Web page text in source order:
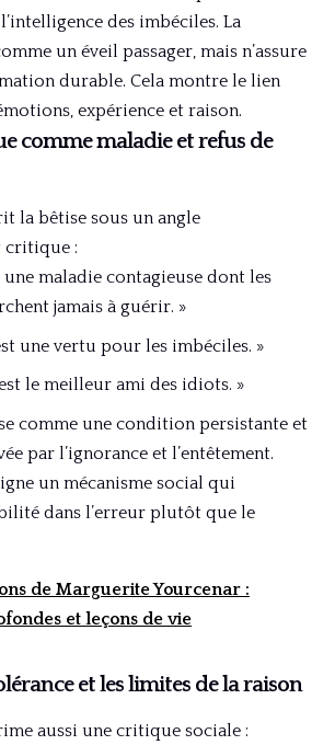
des imbéciles. La
un éveil passager, mais n’assure
durable. Cela montre le lien
expérience et raison.
comme maladie et refus de
la bêtise sous un angle
critique :
une maladie contagieuse dont les
jamais à guérir. »
une vertu pour les imbéciles. »
est le meilleur ami des idiots. »
comme une condition persistante et
par l’ignorance et l’entêtement.
un mécanisme social qui
dans l’erreur plutôt que le
de Marguerite Yourcenar :
et leçons de vie
et les limites de la raison
aussi une critique sociale :